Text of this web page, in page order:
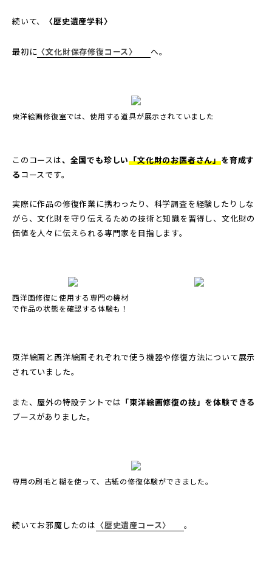
続いて、 〈歴史遺産学科〉
最初に 〈文化財保存修復コース〉 へ。
東洋絵画修復室では、使用する道具が展示されていました
このコースは、全国でも珍しい「文化財のお医者さん」を育成す
る コースです。
実際に作品の修復作業に携わったり、科学調査を経験したりしな
がら、文化財を守り伝えるための技術と知識を習得し、文化財の
価値を人々に伝えられる専門家を目指します。
西洋画修復に使用する専門の機材
で作品の状態を確認する体験も！
東洋絵画と西洋絵画それぞれで使う機器や修復方法について展示
されていました。
また、屋外の特設テントでは 「東洋絵画修復の技」を体験できる
ブースがありました。
専用の刷毛と糊を使って、古紙の修復体験ができました。
続いてお邪魔したのは 〈歴史遺産コース〉 。